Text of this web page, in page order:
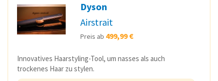
Dyson
Airstrait
Preis ab 499,99 €
Innovatives Haarstyling-Tool, um nasses als auch
trockenes Haar zu stylen.